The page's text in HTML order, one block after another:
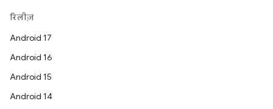
रिलीज़
Android 17
Android 16
Android 15
Android 14